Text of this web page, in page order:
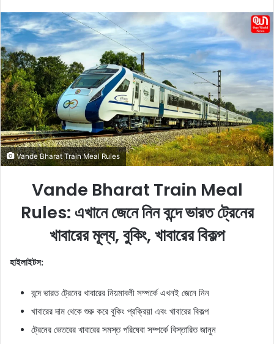
n
d
a
n
e
m
a
i
l
Vande Bharat Train Meal Rules
Vande Bharat Train Meal
Rules: এখানে জেনে নিন বন্দে ভারত ট্রেনের
খাবারের মূল্য, বুকিং, খাবারের বিকল্প
হাইলাইটস:
বন্দে ভারত ট্রেনের খাবারের নিয়মাবলী সম্পর্কে এখনই জেনে নিন
খাবারের দাম থেকে শুরু করে বুকিং প্রক্রিয়া এবং খাবারের বিকল্প
ট্রেনের ভেতরের খাবারের সমস্ত পরিষেবা সম্পর্কে বিস্তারিত জানুন